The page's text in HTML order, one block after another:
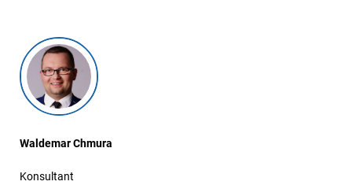
Waldemar Chmura
Konsultant